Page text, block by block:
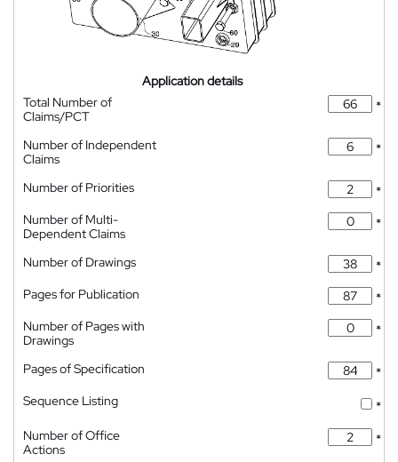
Application details
Total Number of
Claims/PCT
*
Number of Independent
Claims
*
Number of Priorities
*
Number of Multi-
Dependent Claims
*
Number of Drawings
*
Pages for Publication
*
Number of Pages with
Drawings
*
Pages of Specification
*
Sequence Listing
*
Number of Office
Actions
*